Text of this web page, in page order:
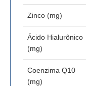
Zinco (mg)
Ácido Hialurônico
(mg)
Coenzima Q10
(mg)